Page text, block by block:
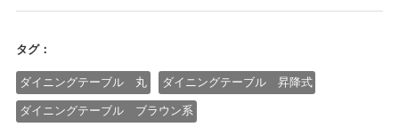
タグ：
ダイニングテーブル 丸 ダイニングテーブル 昇降式
ダイニングテーブル ブラウン系